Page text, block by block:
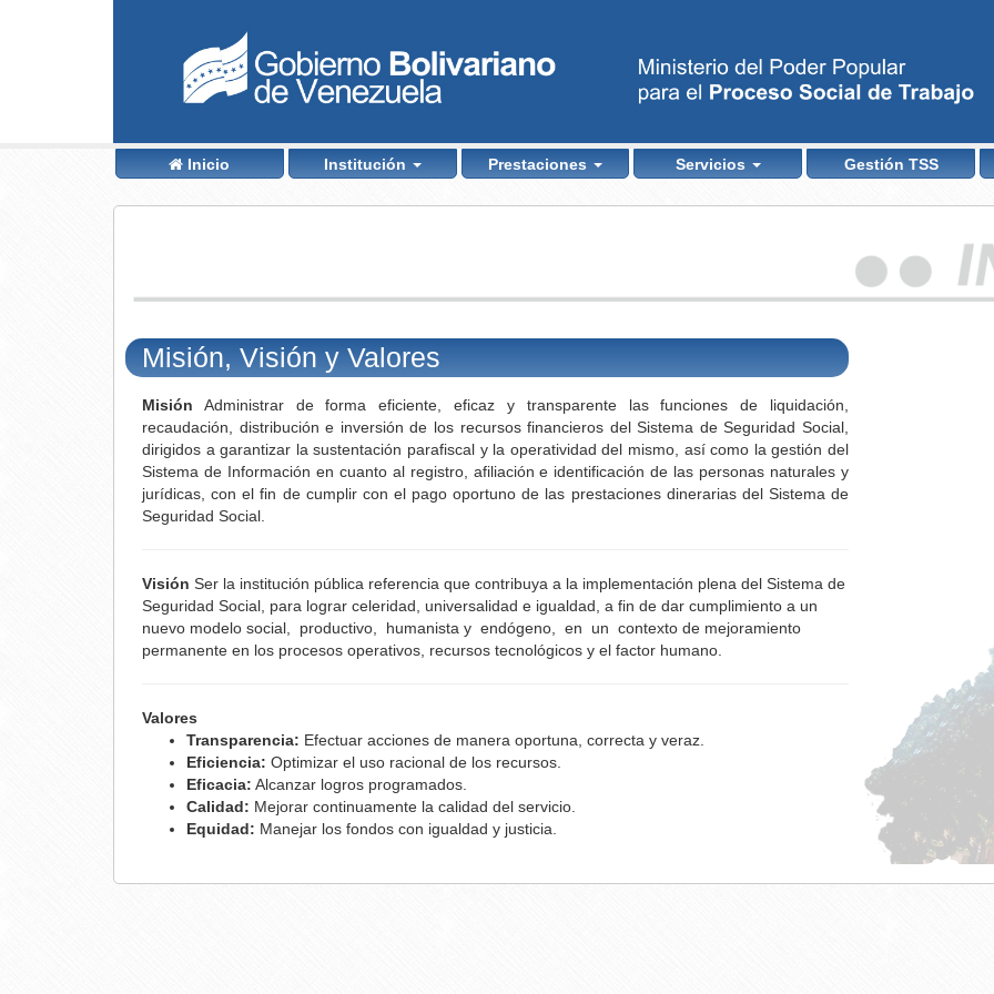
Inicio Institución Prestaciones Servicios Gestión TSS
Misión, Visión y Valores
Misión Administrar de forma eficiente, eficaz y transparente las funciones de liquidación,
recaudación, distribución e inversión de los recursos financieros del Sistema de Seguridad Social,
dirigidos a garantizar la sustentación parafiscal y la operatividad del mismo, así como la gestión del
Sistema de Información en cuanto al registro, afiliación e identificación de las personas naturales y
jurídicas, con el fin de cumplir con el pago oportuno de las prestaciones dinerarias del Sistema de
Seguridad Social.
Visión Ser la institución pública referencia que contribuya a la implementación plena del Sistema de
Seguridad Social, para lograr celeridad, universalidad e igualdad, a fin de dar cumplimiento a un
nuevo modelo social, productivo, humanista y endógeno, en un contexto de mejoramiento
permanente en los procesos operativos, recursos tecnológicos y el factor humano.
Valores
Transparencia: Efectuar acciones de manera oportuna, correcta y veraz.
Eficiencia: Optimizar el uso racional de los recursos.
Eficacia: Alcanzar logros programados.
Calidad: Mejorar continuamente la calidad del servicio.
Equidad: Manejar los fondos con igualdad y justicia.